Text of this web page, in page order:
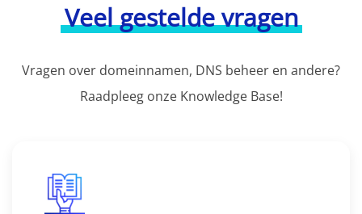
Veel gestelde vragen
Vragen over domeinnamen, DNS beheer en andere?
Raadpleeg onze Knowledge Base!